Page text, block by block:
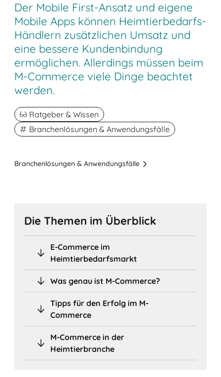
Der Mobile First-Ansatz und eigene
Mobile Apps können Heimtierbedarfs-
Händlern zusätzlichen Umsatz und
eine bessere Kundenbindung
ermöglichen. Allerdings müssen beim
M-Commerce viele Dinge beachtet
werden.
Ratgeber & Wissen
Branchenlösungen & Anwendungsfälle
Branchenlösungen & Anwendungsfälle
Die Themen im Überblick
E-Commerce im
Heimtierbedarfsmarkt
Was genau ist M-Commerce?
Tipps für den Erfolg im M-
Commerce
M-Commerce in der
Heimtierbranche